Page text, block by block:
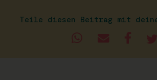
Teile diesen Beitrag mit